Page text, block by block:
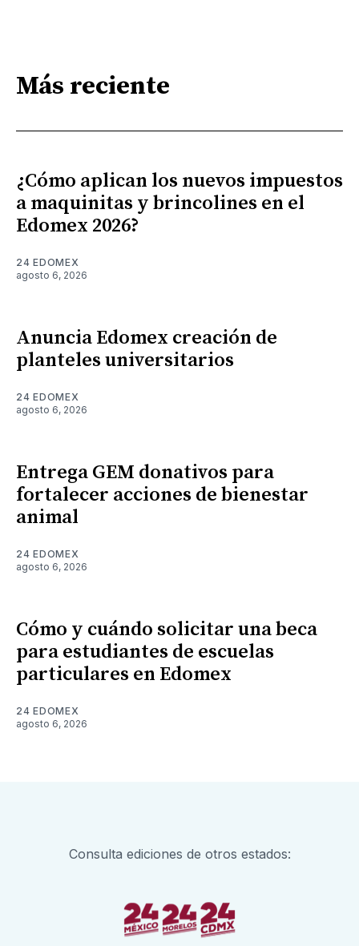
Más reciente
¿Cómo aplican los nuevos impuestos
a maquinitas y brincolines en el
Edomex 2026?
24 EDOMEX
agosto 6, 2026
Anuncia Edomex creación de
planteles universitarios
24 EDOMEX
agosto 6, 2026
Entrega GEM donativos para
fortalecer acciones de bienestar
animal
24 EDOMEX
agosto 6, 2026
Cómo y cuándo solicitar una beca
para estudiantes de escuelas
particulares en Edomex
24 EDOMEX
agosto 6, 2026
Consulta ediciones de otros estados: